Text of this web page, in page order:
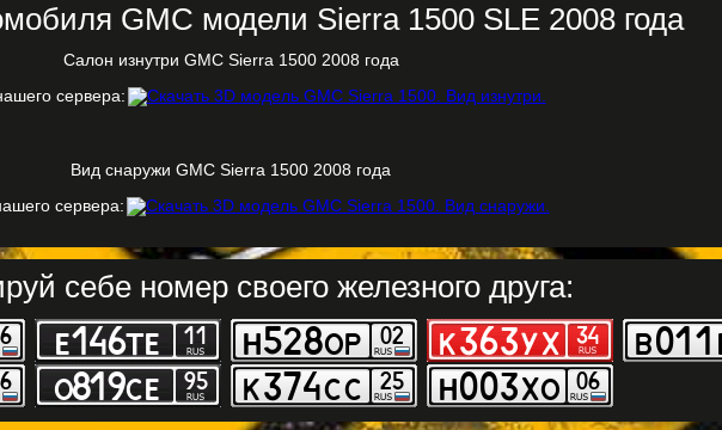
GMC модели Sierra 1500 SLE 2008 года
Салон изнутри GMC Sierra 1500 2008 года
сервера:
Вид снаружи GMC Sierra 1500 2008 года
сервера:
себе номер своего железного друга: